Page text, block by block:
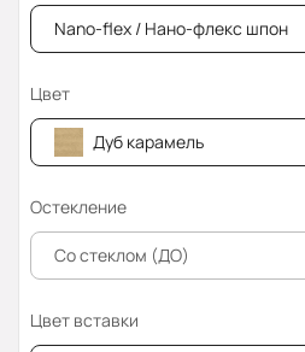
Nano-flex / Нано-флекс шпон
Цвет
Дуб карамель
Остекление
Со стеклом (ДО)
Цвет вставки